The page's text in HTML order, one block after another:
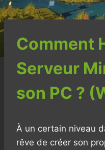
Comment
Serveur
son PC ?
À un certain niveau
rêve de créer son